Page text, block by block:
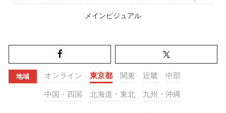
メインビジュアル
地域 オンライン 東京都 関東 近畿 中部
中国・四国 北海道・東北 九州・沖縄